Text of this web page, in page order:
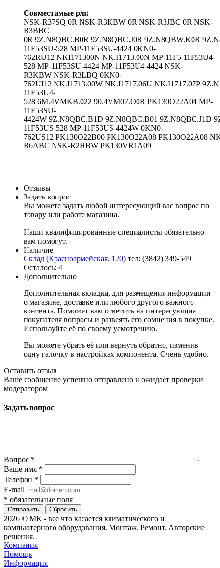
Совместимые p/n:
NSK-R37SQ 0R NSK-R3KBW 0R NSK-R3JBC 0R NSK-
R3BBC
0R 9Z.N8QBC.B0R 9Z.N8QBC.J0R 9Z.N8QBW.K0R
11F53SU-528 MP-11F53SU-4424 0KN0-
762RU12 NKI171300N NK.I1713.00N MP-11F5 11F53U4-
528 MP-11F53SU-4424 MP-11F53U4-4424 NSK-
R3KBW NSK-R3LBQ 0KN0-
762UI12 NK.I1713.00W NK.I1717.06U NK.I1717.07P
11F53U4-
528 6M.4VMKB.022 90.4VM07.O0R PK130O22A04 MP-
11F53SU-
4424W 9Z.N8QBC.B1D 9Z.N8QBC.B01 9Z.N8QBC.J1D
11F53US-528 MP-11F53US-4424W 0KN0-
762US12 PK130O22B00 PK130O22A08 PK130O22A08
R6ABC NSK-R2HBW PK130VR1A09
Отзывы
Задать вопрос
Вы можете задать любой интересующий вас вопрос по
товару или работе магазина.
Наши квалифицированные специалисты обязательно
вам помогут.
Наличие
Склад (Красноармейская, 120) тел: (3842) 349-549
Осталось: 4
Дополнительно
Дополнительная вкладка, для размещения информации
о магазине, доставке или любого другого важного
контента. Поможет вам ответить на интересующие
покупателя вопросы и развеять его сомнения в покупке.
Используйте её по своему усмотрению.
Вы можете убрать её или вернуть обратно, изменив
одну галочку в настройках компонента. Очень удобно.
Оставить отзыв
Ваше сообщение успешно отправлено и ожидает проверки
модератором
Задать вопрос
Вопрос *
Ваше имя *
Телефон *
E-mail
* обязательные поля
Сбросить
2026 © МК - все что касается климатического и
компьютерного оборудования. Монтаж. Ремонт. Авторские
решения.
Компания
Помощь
Информация